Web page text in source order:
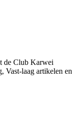
de Club Karwei
Vast-laag artikelen en